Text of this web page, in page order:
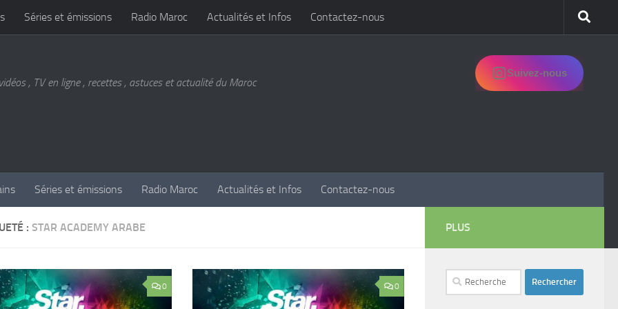
Séries et émissions Radio Maroc Actualités et Infos Contactez-nous
, TV en ligne , recettes , astuces et actualité du Maroc
Suivez-nous
Séries et émissions Radio Maroc Actualités et Infos Contactez-nous
: STAR ACADEMY ARABE
0 0
PLUS
Rechercher :